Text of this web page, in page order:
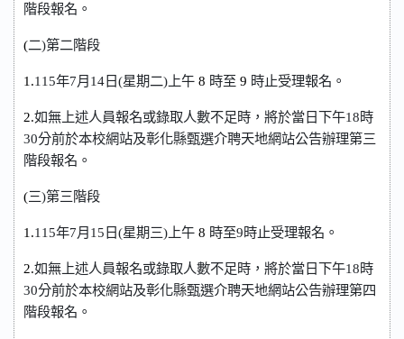
階段報名。
(二)第二階段
1.1 15年7月14日(星期二)上午 8 時至 9 時止受理報名。
2.如無上述人員報名或錄取人數不足時，將於當日下午18時
30分前於本校網站及彰化縣甄選介聘天地網站公告辦理第三
階段報名。
(三)第三階段
1.1 15年7月15日(星期三)上午 8 時至9時止受理報名。
2.如無上述人員報名或錄取人數不足時，將於當日下午18時
30分前於本校網站及彰化縣甄選介聘天地網站公告辦理第四
階段報名。